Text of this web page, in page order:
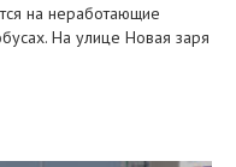
на неработающие
На улице Новая заря